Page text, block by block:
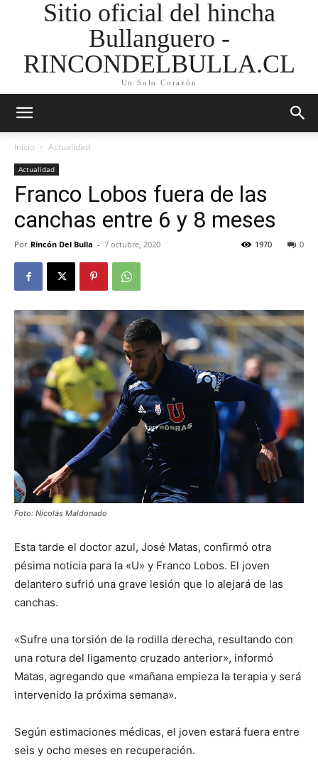
Sitio oficial del hincha
Bullanguero -
RINCONDELBULLA.CL
Un Solo Corazón
Inicio Actualidad
Actualidad
Franco Lobos fuera de las
canchas entre 6 y 8 meses
Por Rincón Del Bulla - 7 octubre, 2020 0
1970
Foto: Nicolás Maldonado
Esta tarde el doctor azul, José Matas, confirmó otra
pésima noticia para la «U» y Franco Lobos. El joven
delantero sufrió una grave lesión que lo alejará de las
canchas.
«Sufre una torsión de la rodilla derecha, resultando con
una rotura del ligamento cruzado anterior», informó
Matas, agregando que «mañana empieza la terapia y será
intervenido la próxima semana».
Según estimaciones médicas, el joven estará fuera entre
seis y ocho meses en recuperación.